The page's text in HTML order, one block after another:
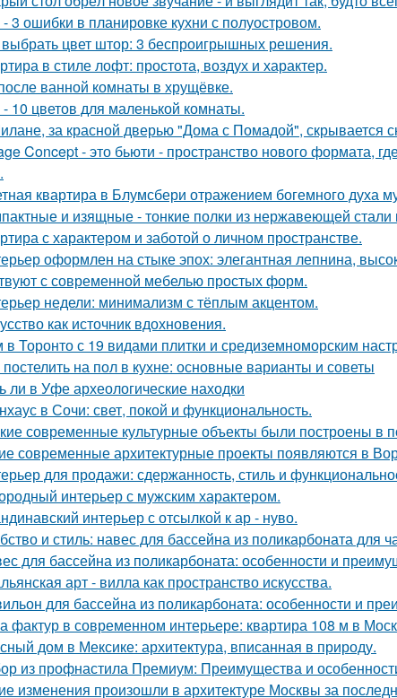
3 ошибки в планировке кухни с полуостровом.
выбрать цвет штор: 3 беспроигрышных решения.
в стиле лофт: простота, воздух и характер.
ванной комнаты в хрущёвке.
10 цветов для маленькой комнаты.
за красной дверью "Дома с Помадой", скрывается
Concept - это бьюти - пространство нового формата,
квартира в Блумсбери отражением богемного духа
и изящные - тонкие полки из нержавеющей
с характером и заботой о личном пространстве.
оформлен на стыке эпох: элегантная лепнина,
с современной мебелью простых форм.
недели: минимализм с тёплым акцентом.
как источник вдохновения.
Торонто с 19 видами плитки и средиземноморским
постелить на пол в кухне: основные варианты и советы
ли в Уфе археологические находки
в Сочи: свет, покой и функциональность.
современные культурные объекты были построены в
современные архитектурные проекты появляются в
для продажи: сдержанность, стиль и
интерьер с мужским характером.
интерьер с отсылкой к ар - нуво.
и стиль: навес для бассейна из поликарбоната для
для бассейна из поликарбоната: особенности и
арт - вилла как пространство искусства.
для бассейна из поликарбоната: особенности и
фактур в современном интерьере: квартира 108 м в
дом в Мексике: архитектура, вписанная в природу.
из профнастила Премиум: Преимущества и
изменения произошли в архитектуре Москвы за